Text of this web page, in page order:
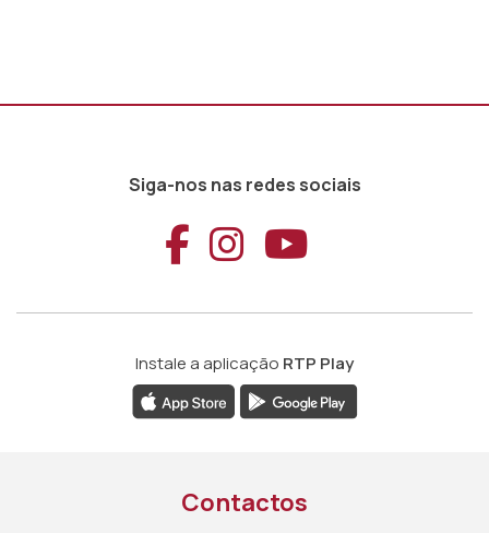
Siga-nos nas redes sociais
Aceder ao
Aceder ao
Aceder
Instale a aplicação RTP Play
Contactos